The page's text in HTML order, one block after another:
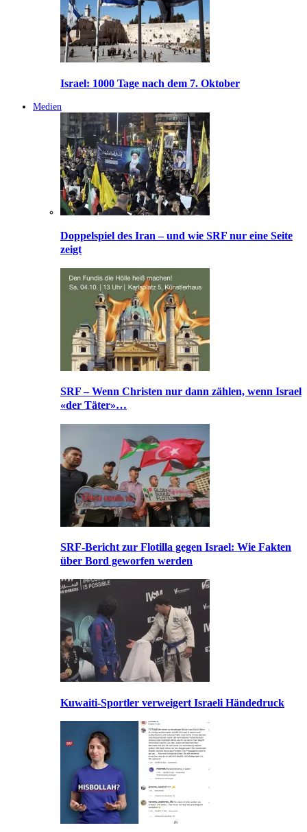
Israel: 1000 Tage nach dem 7. Oktober
Medien
Doppelspiel des Iran – und wie SRF nur eine Seite
zeigt
SRF – Wenn Christen nur dann zählen, wenn Israel
«der Täter»…
SRF-Bericht zur Flotilla gegen Israel: Wie Fakten
über Bord geworfen werden
Kuwaiti-Sportler verweigert Israeli Händedruck